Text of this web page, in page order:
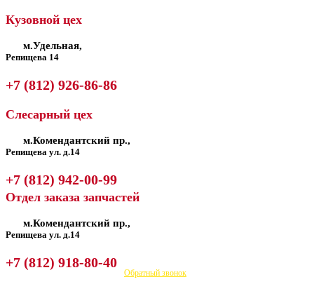
Кузовной цех
м.Удельная,
Репищева 14
+7 (812) 926-86-86
Слесарный цех
м.Комендантский пр.,
Репищева ул. д.14
+7 (812) 942-00-99
Отдел заказа запчастей
м.Комендантский пр.,
Репищева ул. д.14
+7 (812) 918-80-40
Посмотреть на карте Обратный звонок